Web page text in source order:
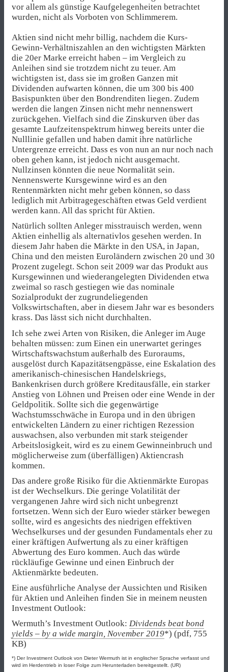
vor allem als günstige Kaufgelegenheiten betrachtet
wurden, nicht als Vorboten von Schlimmerem.
Aktien sind nicht mehr billig, nachdem die Kurs-
Gewinn-Verhältniszahlen an den wichtigsten Märkten
die 20er Marke erreicht haben – im Vergleich zu
Anleihen sind sie trotzdem nicht zu teuer. Am
wichtigsten ist, dass sie im großen Ganzen mit
Dividenden aufwarten können, die um 300 bis 400
Basispunkten über den Bondrenditen liegen. Zudem
werden die langen Zinsen nicht mehr nennenswert
zurückgehen. Vielfach sind die Zinskurven über das
gesamte Laufzeitenspektrum hinweg bereits unter die
Nulllinie gefallen und haben damit ihre natürliche
Untergrenze erreicht. Dass es von nun an nur noch nach
oben gehen kann, ist jedoch nicht ausgemacht.
Nullzinsen könnten die neue Normalität sein.
Nennenswerte Kursgewinne wird es an den
Rentenmärkten nicht mehr geben können, so dass
lediglich mit Arbitragegeschäften etwas Geld verdient
werden kann. All das spricht für Aktien.
Natürlich sollten Anleger misstrauisch werden, wenn
Aktien einhellig als alternativlos gesehen werden. In
diesem Jahr haben die Märkte in den USA, in Japan,
China und den meisten Euroländern zwischen 20 und 30
Prozent zugelegt. Schon seit 2009 war das Produkt aus
Kursgewinnen und wiederangelegten Dividenden etwa
zweimal so rasch gestiegen wie das nominale
Sozialprodukt der zugrundeliegenden
Volkswirtschaften, aber in diesem Jahr war es besonders
krass. Das lässt sich nicht durchhalten.
Ich sehe zwei Arten von Risiken, die Anleger im Auge
behalten müssen: zum Einen ein unerwartet geringes
Wirtschaftswachstum außerhalb des Euroraums,
ausgelöst durch Kapazitätsengpässe, eine Eskalation des
amerikanisch-chinesischen Handelskriegs,
Bankenkrisen durch größere Kreditausfälle, ein starker
Anstieg von Löhnen und Preisen oder eine Wende in der
Geldpolitik. Sollte sich die gegenwärtige
Wachstumsschwäche in Europa und in den übrigen
entwickelten Ländern zu einer richtigen Rezession
auswachsen, also verbunden mit stark steigender
Arbeitslosigkeit, wird es zu einem Gewinneinbruch und
möglicherweise zum (überfälligen) Aktiencrash
kommen.
Das andere große Risiko für die Aktienmärkte Europas
ist der Wechselkurs. Die geringe Volatilität der
vergangenen Jahre wird sich nicht unbegrenzt
fortsetzen. Wenn sich der Euro wieder stärker bewegen
sollte, wird es angesichts des niedrigen effektiven
Wechselkurses und der gesunden Fundamentals eher zu
einer kräftigen Aufwertung als zu einer kräftigen
Abwertung des Euro kommen. Auch das würde
rückläufige Gewinne und einen Einbruch der
Aktienmärkte bedeuten.
Eine ausführliche Analyse der Aussichten und Risiken
für Aktien und Anleihen finden Sie in meinem neusten
Investment Outlook:
Wermuth’s Investment Outlook: Dividends beat bond
yields – by a wide margin, November 2019*) (pdf, 755
KB)
*) Der Investment Outlook von Dieter Wermuth ist in englischer Sprache verfasst und
wird im Herdentrieb in loser Folge zum Herunterladen bereitgestellt. (UR)